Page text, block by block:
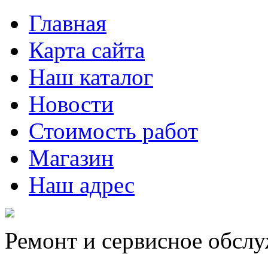
Главная
Карта сайта
Наш каталог
Новости
Стоимость работ
Магазин
Наш адрес
Ремонт и сервисное